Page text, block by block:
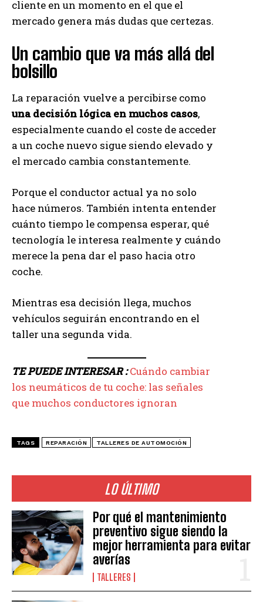
LO ÚLTIMO
Por qué el mantenimiento
preventivo sigue siendo la
mejor herramienta para evitar
averías
TALLERES
cliente en un momento en el que el
mercado genera más dudas que certezas.
Un cambio que va más allá del
bolsillo
La reparación vuelve a percibirse como
una decisión lógica en muchos casos,
especialmente cuando el coste de acceder
a un coche nuevo sigue siendo elevado y
el mercado cambia constantemente.
Porque el conductor actual ya no solo
hace números. También intenta entender
cuánto tiempo le compensa esperar, qué
tecnología le interesa realmente y cuándo
merece la pena dar el paso hacia otro
coche.
Mientras esa decisión llega, muchos
vehículos seguirán encontrando en el
taller una segunda vida.
TE PUEDE INTERESAR :Cuándo cambiar
los neumáticos de tu coche: las señales
que muchos conductores ignoran
TAGS REPARACIÓN TALLERES DE AUTOMOCIÓN